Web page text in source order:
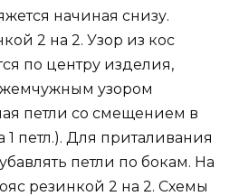
начиная снизу.
2 на 2. Узор из кос
по центру изделия,
жемчужным узором
петли со смещением в
петл.). Для приталивания
петли по бокам. На
резинкой 2 на 2. Схемы